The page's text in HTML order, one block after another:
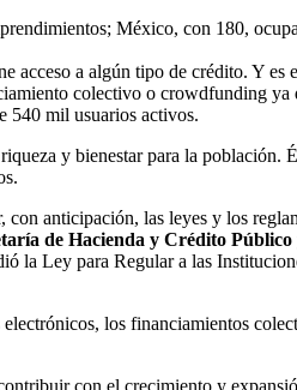
México, con 180,
a algún tipo de crédito. Y es
colectivo o crowdfunding ya
540 mil usuarios activos.
y bienestar para la población.
anticipación, las leyes y los
de Hacienda y Crédito
la Ley para Regular a las
los financiamientos